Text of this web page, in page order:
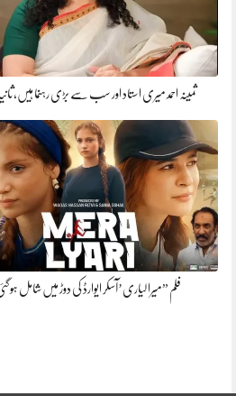
ثمینہ احمد میری استاد اور سب سے بڑی رہنما ہیں،
فلم ”میرا لیاری’آسکر ایوارڈ کی دوڑ میں شامل